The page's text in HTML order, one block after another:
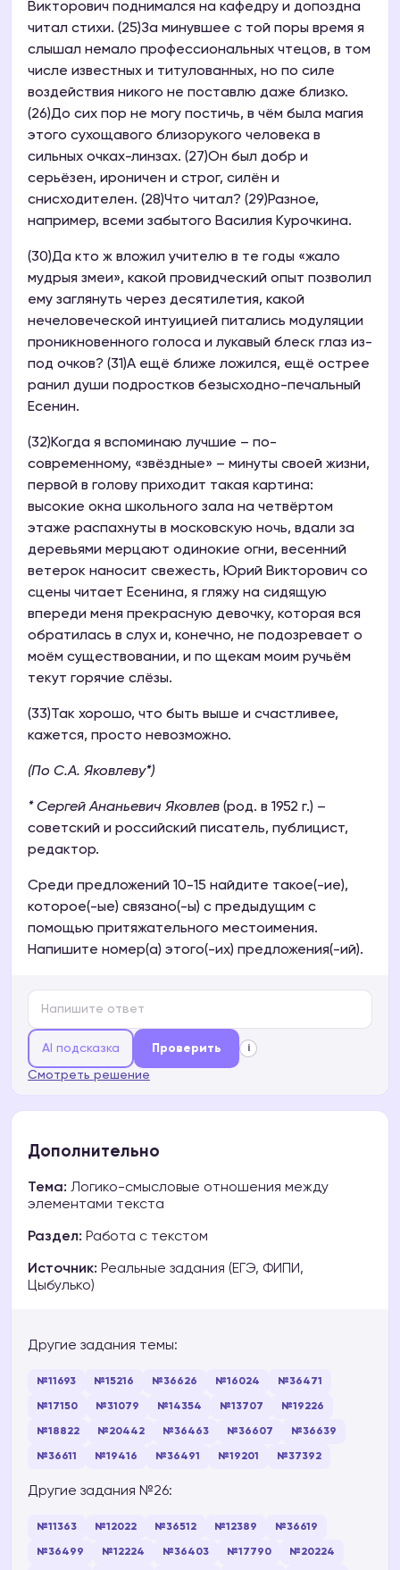
Викторович поднимался на кафедру и допоздна
читал стихи. (25)За минувшее с той поры время я
слышал немало профессиональных чтецов, в том
числе известных и титулованных, но по силе
воздействия никого не поставлю даже близко.
(26)До сих пор не могу постичь, в чём была магия
этого сухощавого близорукого человека в
сильных очках-линзах. (27)Он был добр и
серьёзен, ироничен и строг, силён и
снисходителен. (28)Что читал? (29)Разное,
например, всеми забытого Василия Курочкина.
(30)Да кто ж вложил учителю в те годы «жало
мудрыя змеи», какой провидческий опыт позволил
ему заглянуть через десятилетия, какой
нечеловеческой интуицией питались модуляции
проникновенного голоса и лукавый блеск глаз из-
под очков? (31)А ещё ближе ложился, ещё острее
ранил души подростков безысходно-печальный
Есенин.
(32)Когда я вспоминаю лучшие – по-
современному, «звёздные» – минуты своей жизни,
первой в голову приходит такая картина:
высокие окна школьного зала на четвёртом
этаже распахнуты в московскую ночь, вдали за
деревьями мерцают одинокие огни, весенний
ветерок наносит свежесть, Юрий Викторович со
сцены читает Есенина, я гляжу на сидящую
впереди меня прекрасную девочку, которая вся
обратилась в слух и, конечно, не подозревает о
моём существовании, и по щекам моим ручьём
текут горячие слёзы.
(33)Так хорошо, что быть выше и счастливее,
кажется, просто невозможно.
(По С.А. Яковлеву*)
* Сергей Ананьевич Яковлев (род. в 1952 г.) –
советский и российский писатель, публицист,
редактор.
Среди предложений 10-15 найдите такое(-ие),
которое(-ые) связано(-ы) с предыдущим с
помощью притяжательного местоимения.
Напишите номер(а) этого(-их) предложения(-ий).
AI подсказка Проверить i
Смотреть решение
Дополнительно
Тема: Логико-смысловые отношения между
элементами текста
Раздел: Работа с текстом
Источник: Реальные задания (ЕГЭ, ФИПИ,
Цыбулько)
Другие задания темы:
№11693 №15216 №36626 №16024 №36471
№17150 №31079 №14354 №13707 №19226
№18822 №20442 №36463 №36607 №36639
№36611 №19416 №36491 №19201 №37392
Другие задания №26:
№11363 №12022 №36512 №12389 №36619
№36499 №12224 №36403 №17790 №20224